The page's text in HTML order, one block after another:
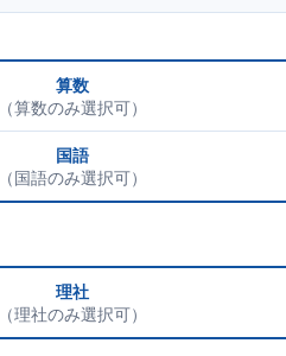
算数
（算数のみ選択可）
国語
（国語のみ選択可）
理社
（理社のみ選択可）